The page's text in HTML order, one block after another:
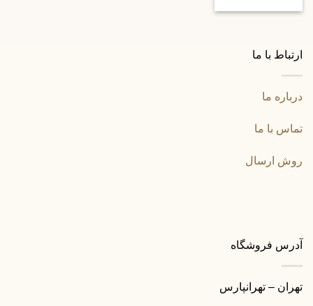
ارتباط با ما
درباره ما
تماس با ما
روش ارسال
آدرس فروشگاه
تهران – تهرانپارس